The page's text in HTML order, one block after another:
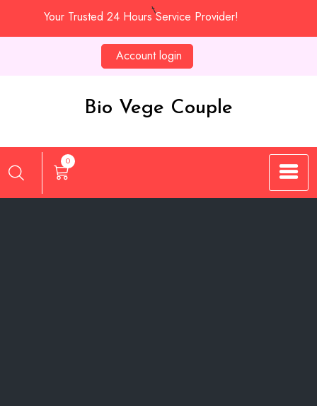
Your Trusted 24 Hours Service Provider!
Account login
Bio Vege Couple
0